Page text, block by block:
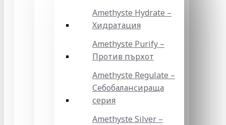
Amethyste Hydrate –
Хидратация
Amethyste Purify –
Против пърхот
Amethyste Regulate –
Себобалансираща
серия
Amethyste Silver –